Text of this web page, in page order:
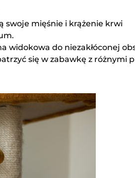
swoje mięśnie i krążenie krwi
widokowa do niezakłóconej
się w zabawkę z różnymi